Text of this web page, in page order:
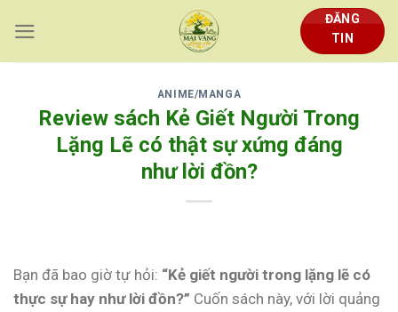
content
ĐĂNG
TIN
ANIME/MANGA
Review sách Kẻ Giết Người Trong
Lặng Lẽ có thật sự xứng đáng
như lời đồn?
Bạn đã bao giờ tự hỏi: “Kẻ giết người trong lặng lẽ có
thực sự hay như lời đồn?” Cuốn sách này, với lời quảng